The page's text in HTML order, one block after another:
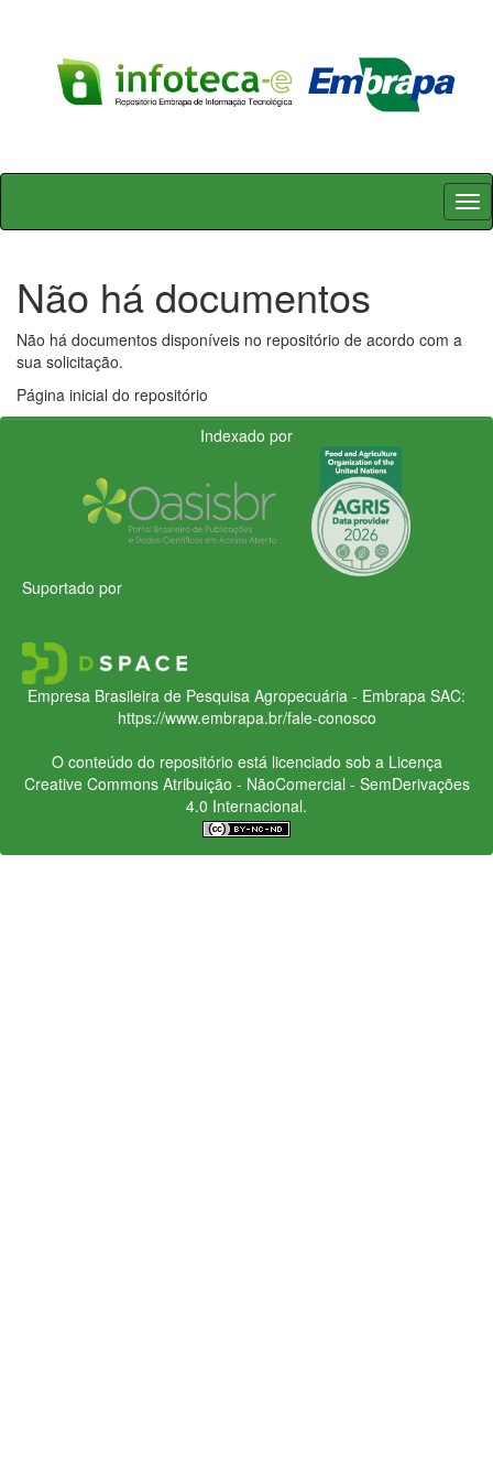
Skip
Não há documentos
Não há documentos disponíveis no repositório de acordo com a
sua solicitação.
Página inicial do repositório
Indexado por
Suportado por
Empresa Brasileira de Pesquisa Agropecuária - Embrapa SAC:
https://www.embrapa.br/fale-conosco
O conteúdo do repositório está licenciado sob a Licença
Creative CommonsAtribuição - NãoComercial - SemDerivações
4.0 Internacional.